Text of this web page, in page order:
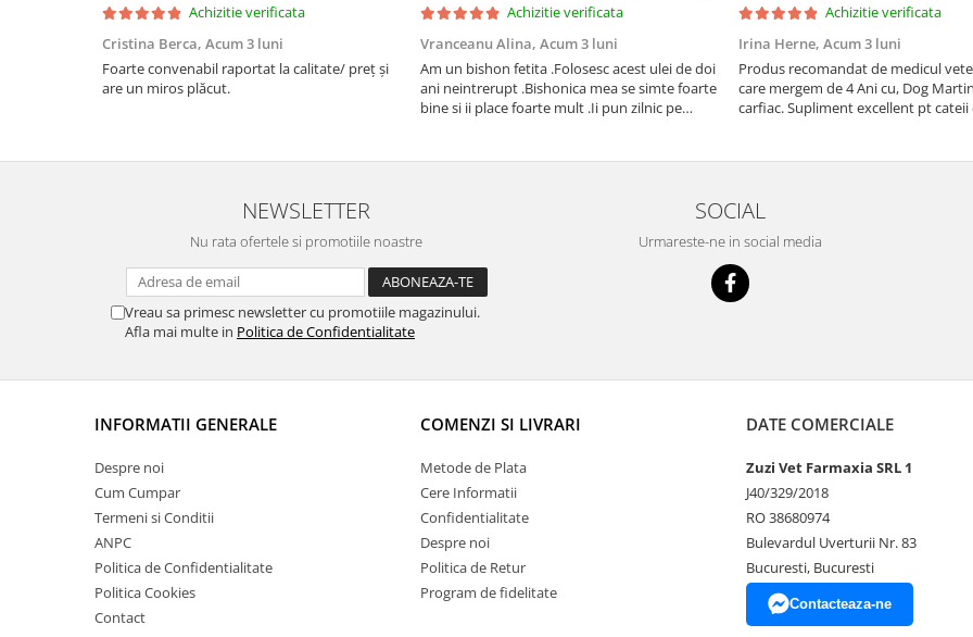
Achizitie verificata
Cristina Berca, Acum 3 luni
Foarte convenabil raportat la calitate/ preț și
are un miros plăcut.
Achizitie verificata
Vranceanu Alina, Acum 3 luni
Am un bishon fetita .Folosesc acest ulei de doi
ani neintrerupt .Bishonica mea se simte foarte
bine si ii place foarte mult .Ii pun zilnic pe
Achizitie verificata
Irina Herne, Acum 3 luni
Produs recomandat de medicul
care mergem de 4 Ani cu, Dog Martin care
carfiac. Supliment excellent pt cateii
NEWSLETTER
Nu rata ofertele si promotiile noastre
Vreau sa primesc newsletter cu promotiile magazinului.
Afla mai multe in Politica de Confidentialitate
SOCIAL
Urmareste-ne in social media
INFORMATII GENERALE
Despre noi
Cum Cumpar
Termeni si Conditii
ANPC
Politica de Confidentialitate
Politica Cookies
Contact
COMENZI SI LIVRARI
Metode de Plata
Cere Informatii
Confidentialitate
Despre noi
Politica de Retur
Program de fidelitate
DATE COMERCIALE
Zuzi Vet Farmaxia SRL 1
J40/329/2018
RO 38680974
Bulevardul Uverturii Nr. 83
Bucuresti, Bucuresti
Contacteaza-ne